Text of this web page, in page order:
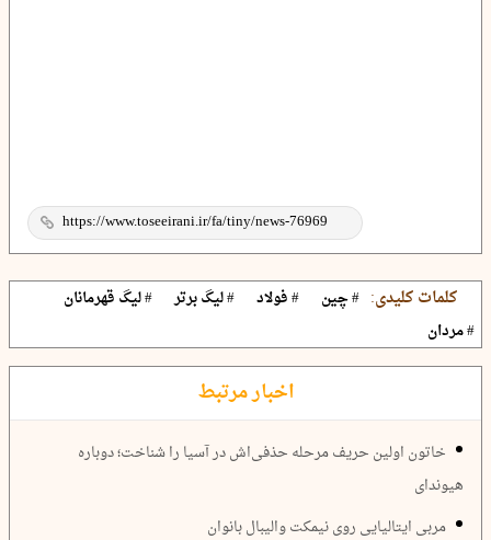
کلمات کلیدی: # چین # فولاد # لیگ برتر
# لیگ قهرمانان
# مردان
اخبار مرتبط
خاتون اولین حریف مرحله حذفی‌اش در آسیا را شناخت؛ دوباره
هیوندای
مربی ایتالیایی روی نیمکت والیبال بانوان